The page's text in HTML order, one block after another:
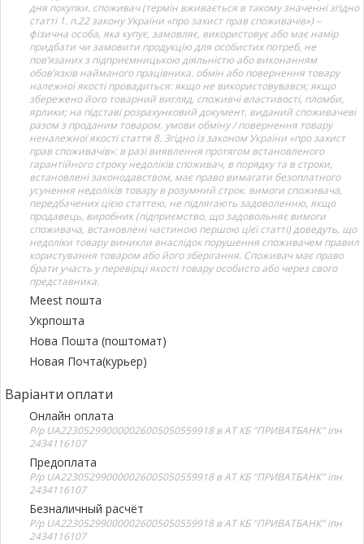
дня покупки. споживач (термін вживається в такому значенні згідно
статті 1. п.22 закону України «про захист прав споживачів») –
фізична особа, яка купує, замовляє, використовує або має намір
придбати чи замовити продукцію для особистих потреб, не
пов’язаних з підприємницькою діяльністю або виконанням
обов’язків найманого працівника. обмін або повернення товару
належної якості провадиться: якщо не використовувався; якщо
збережено його товарний вигляд, споживчі властивості, пломби,
ярлики; на підставі розрахунковий документ, виданий споживачеві
разом з проданим товаром. умови обміну / повернення товару
неналежної якості стаття 8. Згідно із законом України «про захист
прав споживачів»: в разі виявлення протягом встановленого
гарантійного строку недоліків споживач, в порядку та в строки,
встановлені законодавством, має право вимагати безоплатного
усунення недоліків товару в розумний строк. вимоги споживача,
передбачених цією статтею, не підлягають задоволенню, якщо
продавець, виробник (підприємство, що задовольняє вимоги
споживача, встановлені частиною першою цієї статті) доведуть, що
недоліки товару виникли внаслідок порушення споживачем правил
користування товаром або його зберігання. Споживач має право
брати участь у перевірці якості товару особисто або через свого
представника.
Meest пошта
Укрпошта
Нова Пошта (поштомат)
Новая Почта(курьер)
Варіанти оплати
Онлайн оплата
Р/р UA223052990000026005050559918 в АТ КБ "ПРИВАТБАНК" іпн
2434116107
Предоплата
Р/р UA223052990000026005050559918 в АТ КБ "ПРИВАТБАНК" іпн
2434116107
Безналичный расчёт
Р/р UA223052990000026005050559918 в АТ КБ "ПРИВАТБАНК" іпн
2434116107